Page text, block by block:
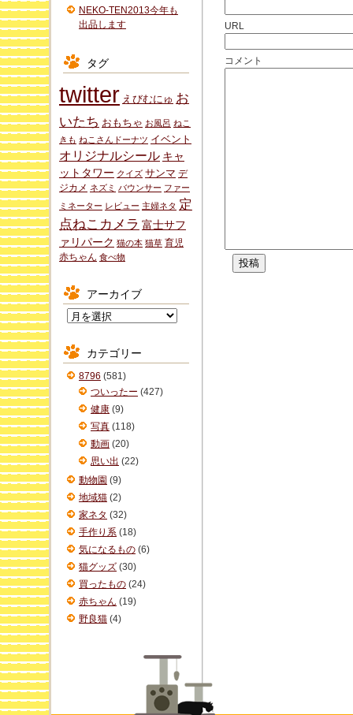
URL
コメント
NEKO-TEN2013今年も
出品します
タグ
twitter えびむにゅ お
いたち おもちゃ お風呂 ねこ
きも ねこさんドーナツ イベント
オリジナルシール キャ
ットタワー クイズ サンマ デ
ジカメ ネズミ バウンサー ファー
ミネーター レビュー 主婦ネタ 定
点ねこカメラ 富士サフ
ァリパーク 猫の本 猫草 育児
赤ちゃん 食べ物
アーカイブ
イ
ブ
カテゴリー
8796 (581)
ついったー (427)
健康 (9)
写真 (118)
動画 (20)
思い出 (22)
動物園 (9)
地域猫 (2)
家ネタ (32)
手作り系 (18)
気になるもの (6)
猫グッズ (30)
買ったもの (24)
赤ちゃん (19)
野良猫 (4)